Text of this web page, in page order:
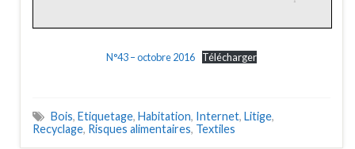
N°43 – octobre 2016 Télécharger
Bois, Etiquetage, Habitation, Internet, Litige,
Recyclage, Risques alimentaires, Textiles